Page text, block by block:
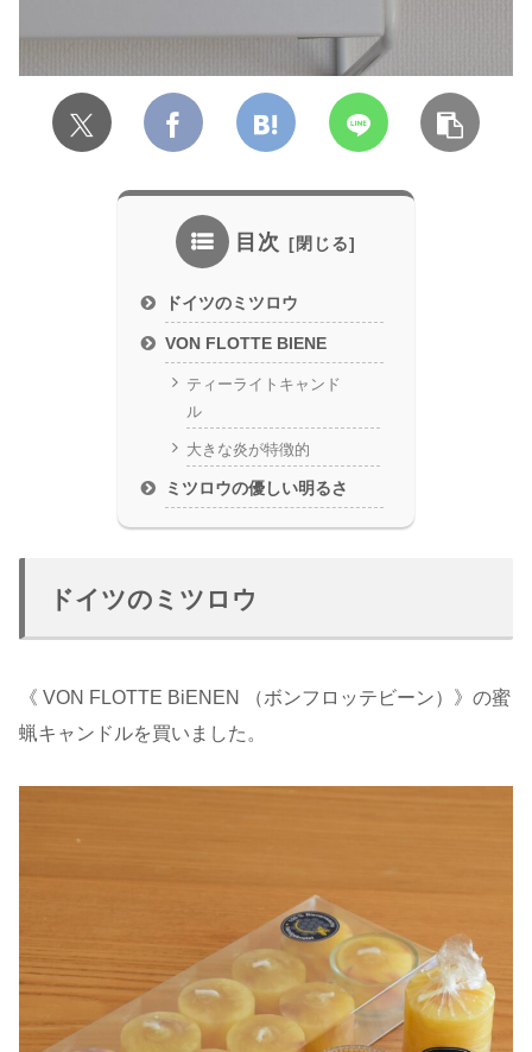
目次
ドイツのミツロウ
VON FLOTTE BIENE
ティーライトキャンド
ル
大きな炎が特徴的
ミツロウの優しい明るさ
ドイツのミツロウ
《 VON FLOTTE BiENEN （ボンフロッテビーン）》の蜜
蝋キャンドルを買いました。